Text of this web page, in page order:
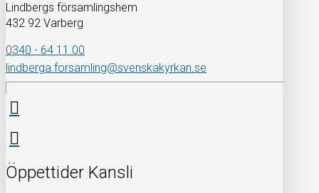
Lindbergs församlingshem
432 92 Varberg
0340 - 64 11 00
lindberga.forsamling@svenskakyrkan.se
Öppettider Kansli